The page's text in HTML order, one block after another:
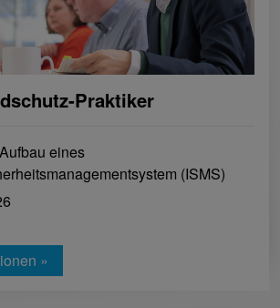
Praktiker
eines
(ISMS)
»